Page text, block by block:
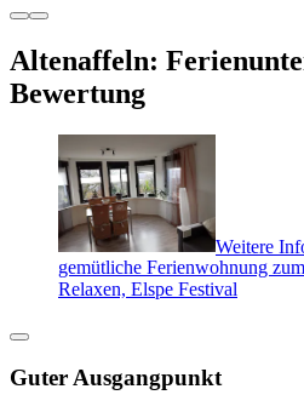
Altenaffeln:
Bewertung
Weitere
gemütliche Ferienwohnung
Relaxen, Elspe Festival
Guter Ausgangpunkt